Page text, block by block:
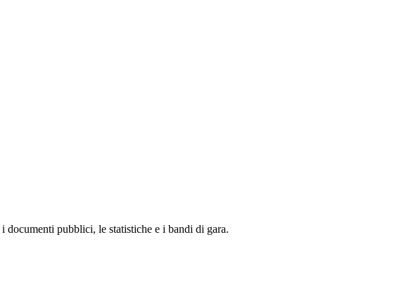
pubblici, le statistiche e i bandi di gara.